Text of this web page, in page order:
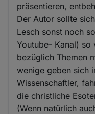
präsentieren,
Der Autor sollte
Lesch sonst noch
Youtube- Kanal) so
bezüglich Themen
wenige geben sich
Wissenschaftler,
die christliche
(Wenn natürlich